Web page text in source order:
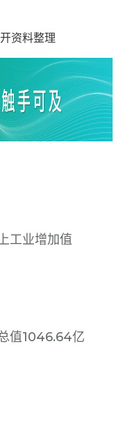
资料整理
工业增加值
值1046.64亿